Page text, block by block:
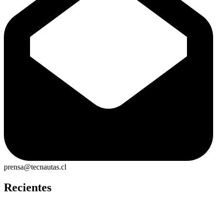
prensa@tecnautas.cl
Recientes